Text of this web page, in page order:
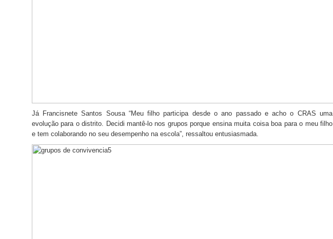
Já Francisnete Santos Sousa “Meu filho participa desde o ano passado e acho o CRAS uma
evolução para o distrito. Decidi mantê-lo nos grupos porque ensina muita coisa boa para o meu filho
e tem colaborando no seu desempenho na escola”, ressaltou entusiasmada.